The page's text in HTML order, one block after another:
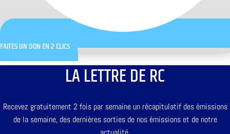
FAITES UN DON EN 2 CLICS
LA LETTRE DE RC
Recevez gratuitement 2 fois par semaine un récapitulatif des émissions
de la semaine, des dernières sorties de nos émissions et de notre